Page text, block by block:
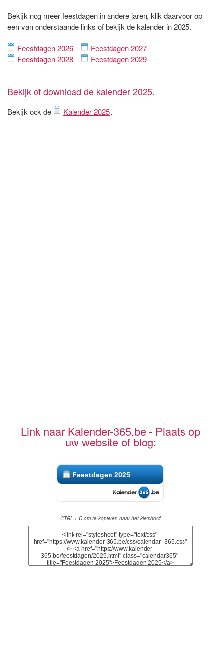
Bekijk nog meer feestdagen in andere jaren, klik daarvoor op
een van onderstaande links of bekijk de kalender in 2025.
Feestdagen 2026
Feestdagen 2027
Feestdagen 2028
Feestdagen 2029
Bekijk of download de kalender 2025.
Bekijk ook de Kalender 2025.
Link naar Kalender-365.be - Plaats op
uw website of blog:
Feestdagen 2025
CTRL + C om te kopiëren naar het klembord